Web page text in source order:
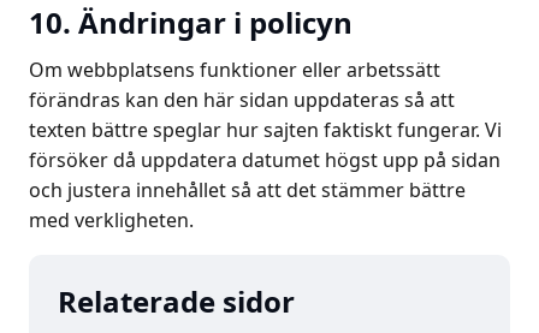
10. Ändringar i policyn
Om webbplatsens funktioner eller arbetssätt
förändras kan den här sidan uppdateras så att
texten bättre speglar hur sajten faktiskt fungerar. Vi
försöker då uppdatera datumet högst upp på sidan
och justera innehållet så att det stämmer bättre
med verkligheten.
Relaterade sidor